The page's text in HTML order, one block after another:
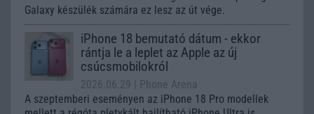
Galaxy készülék számára ez lesz az út vége.
iPhone 18 bemutató dátum - ekkor
rántja le a leplet az Apple az új
csúcsmobilokról
2026.06.29
| Phone Arena
A szeptemberi eseményen az iPhone 18 Pro modellek